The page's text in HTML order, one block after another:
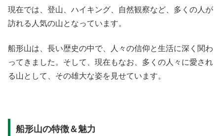
現在では、登山、ハイキング、自然観察など、多くの人が
訪れる人気の山となっています。
船形山は、長い歴史の中で、人々の信仰と生活に深く関わ
ってきました。そして、現在もなお、多くの人々に愛され
る山として、その雄大な姿を見せています。
船形山の特徴＆魅力